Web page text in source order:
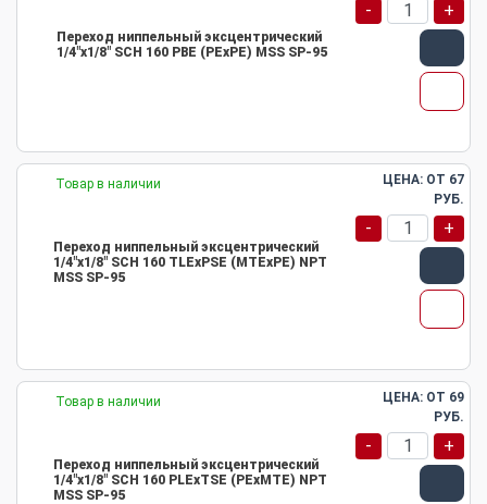
Переход ниппельный эксцентрический
1/4"х1/8" SCH 160 PBE (PEхPE) MSS SP-95
- +
Товар в наличии
Переход ниппельный эксцентрический
1/4"х1/8" SCH 160 TLEхPSE (MTEхPE) NPT
MSS SP-95
ЦЕНА: ОТ 67
РУБ.
- +
Товар в наличии
Переход ниппельный эксцентрический
1/4"х1/8" SCH 160 PLEхTSE (PEхMTE) NPT
MSS SP-95
ЦЕНА: ОТ 69
РУБ.
- +